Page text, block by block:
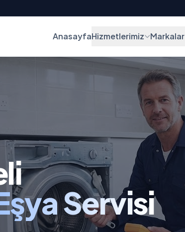
AnasayfaHizmetlerimiz Markalar
Servisi